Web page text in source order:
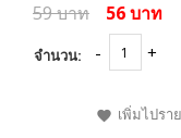
59 บาท 56 บาท
จำนวน:
เพิ่มไปรา